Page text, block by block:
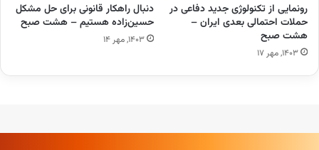
رونمایی از تکنولوژی جدید دفاعی در
حملات احتمالی بعدی ایران –
هشت صبح
۱۴۰۳, مهر ۱۷
دنبال راهکار قانونی برای حل مشکل
حسین‌زاده هستیم – هشت صبح
۱۴۰۳, مهر ۱۴